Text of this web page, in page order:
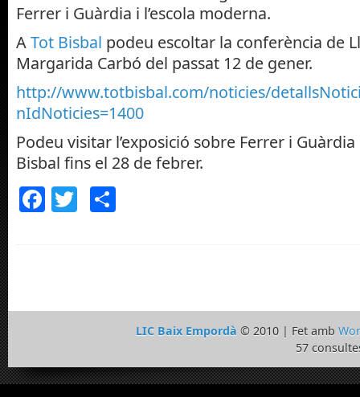
Ferrer i Guàrdia i l’escola moderna.
ATot Bisbal podeu escoltar la conferència de
Margarida Carbó del passat 12 de gener.
http://www.totbisbal.com/noticies/
nIdNoticies=1400
Podeu visitar l’exposició sobre Ferrer i
Bisbal fins el 28 de febrer.
Facebook
Twitter
LIC Baix Empordà © 2010 | Fet amb
57